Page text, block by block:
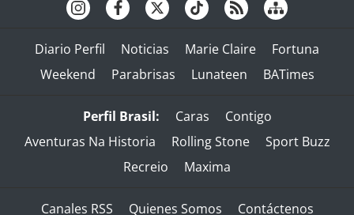
Diario Perfil Noticias Marie Claire
Fortuna
Weekend
Parabrisas Lunateen BATimes
Perfil Brasil: Caras
Contigo
Aventuras Na Historia
Rolling Stone
Sport Buzz
Recreio
Maxima
Canales RSS Quienes Somos
Contáctenos